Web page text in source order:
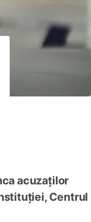
acuzaților
Centrul